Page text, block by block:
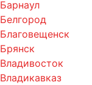
Барнаул
Белгород
Благовещенск
Брянск
Владивосток
Владикавказ